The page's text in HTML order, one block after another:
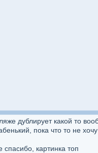
дублирует какой то
пока что то не
картинка топ